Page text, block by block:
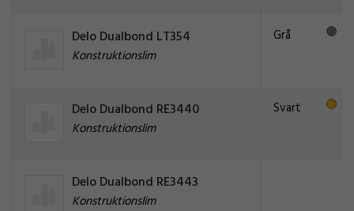
Delo Dualbond LT354
Konstruktionslim
Grå
Delo Dualbond RE3440
Konstruktionslim
Svart
Delo Dualbond RE3443
Konstruktionslim